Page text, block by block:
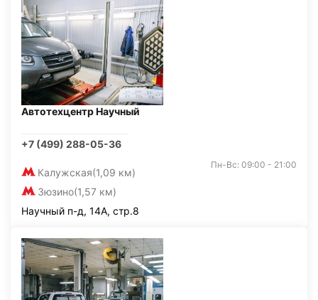
Автотехцентр Научный
+7 (499) 288-05-36
Калужская(1,09 км)
Зюзино(1,57 км)
Пн-Вс: 09:00 - 21:00
Научный п-д, 14А, стр.8